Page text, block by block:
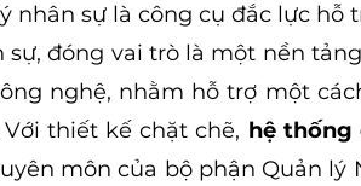
nhân sự là công cụ đắc lực hỗ
đóng vai trò là một nền
nghệ, nhằm hỗ trợ một
thiết kế chặt chẽ, hệ thống
môn của bộ phận Quản lý